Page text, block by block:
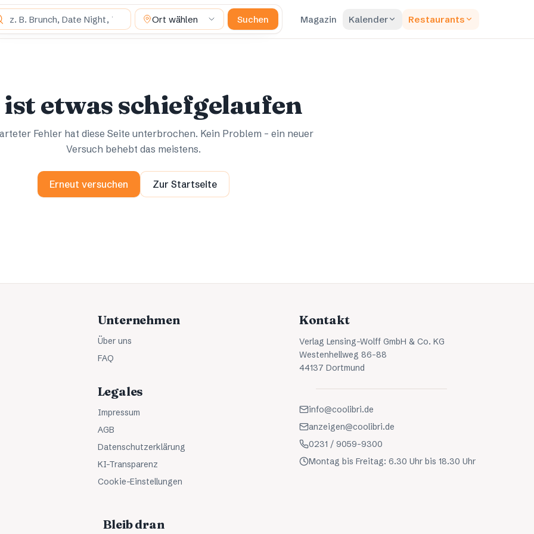
suchst du? Ort wählen Suchen Magazin Kalender Restaurants
ist etwas schiefgelaufen
Fehler hat diese Seite unterbrochen. Kein Problem – ein neuer
Versuch behebt das meistens.
Erneut versuchen Zur Startseite
Unternehmen
Über uns
FAQ
Legales
Impressum
AGB
Datenschutzerklärung
KI-Transparenz
Cookie-Einstellungen
Kontakt
Verlag Lensing-Wolff GmbH & Co. KG
Westenhellweg 86-88
44137 Dortmund
info@coolibri.de
anzeigen@coolibri.de
0231 / 9059-9300
Montag bis Freitag: 6.30 Uhr bis 18.30 Uhr
Bleib dran